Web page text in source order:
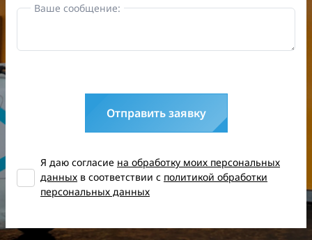
Ваше сообщение:
Отправить заявку
Я даю согласие на обработку моих персональных
данных в соответствии с политикой обработки
персональных данных